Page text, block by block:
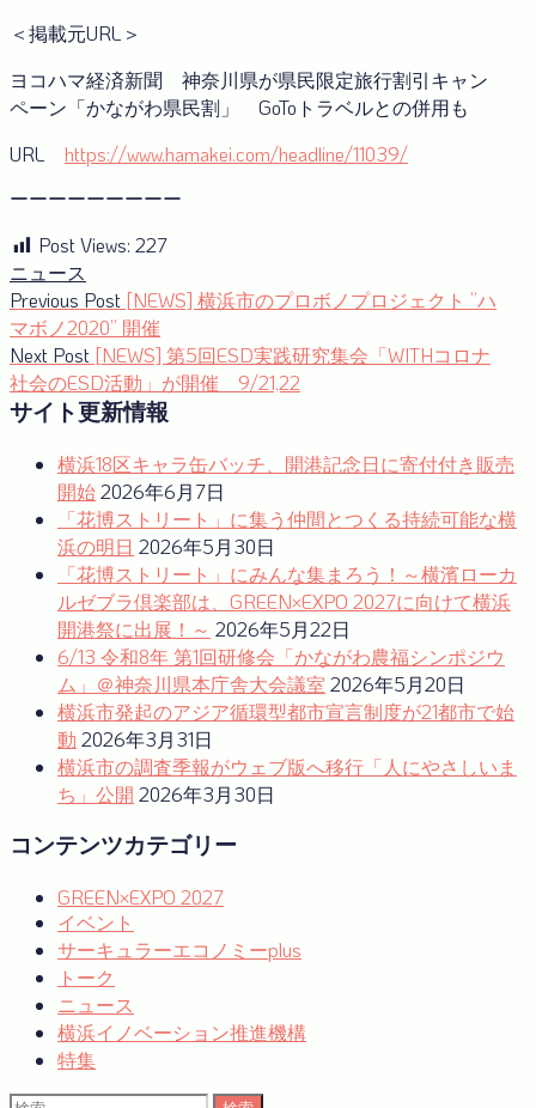
＜掲載元URL＞
ヨコハマ経済新聞 神奈川県が県民限定旅行割引キャン
ペーン「かながわ県民割」 GoToトラベルとの併用も
URL https://www.hamakei.com/headline/11039/
ーーーーーーーーー
Post Views: 227
ニュース
投
稿
ナ
ビ
ゲ
シ
ョ
Previous Post Previous
post:
[NEWS] 横浜市のプロボノプロジェクト ”ハ
マボノ2020” 開催
Next Post Next
post:
[NEWS] 第5回ESD実践研究集会「WITHコロナ
社会のESD活動」が開催 9/21,22
サイト更新情報
横浜18区キャラ缶バッチ、開港記念日に寄付付き販売
開始2026年6月7日
「花博ストリート」に集う仲間とつくる持続可能な横
浜の明日 2026年5月30日
「花博ストリート」にみんな集まろう！～横濱ローカ
ルゼブラ倶楽部は、GREEN×EXPO 2027に向けて横浜
開港祭に出展！～ 2026年5月22日
6/13 令和8年 第1回研修会「かながわ農福シンポジウ
ム」＠神奈川県本庁舎大会議室 2026年5月20日
横浜市発起のアジア循環型都市宣言制度が21都市で始
動 2026年3月31日
横浜市の調査季報がウェブ版へ移行「人にやさしいま
ち」公開 2026年3月30日
コンテンツカテゴリー
GREEN×EXPO 2027
イベント
サーキュラーエコノミーplus
トーク
ニュース
横浜イノベーション推進機構
特集